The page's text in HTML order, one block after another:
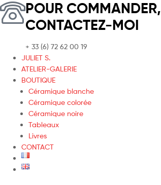
POUR COMMANDER,
CONTACTEZ-MOI
+ 33 (6) 72 62 00 19
JULIET S.
ATELIER-GALERIE
BOUTIQUE
Céramique blanche
Céramique colorée
Céramique noire
Tableaux
Livres
CONTACT